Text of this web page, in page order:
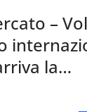
–
la
lettone